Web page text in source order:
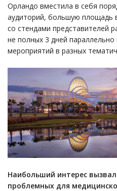
Орландо вместила в себя
аудиторий, большую площадь
со стендами представителей
не полных 3 дней
мероприятий в разных
Наибольший интерес
проблемных для